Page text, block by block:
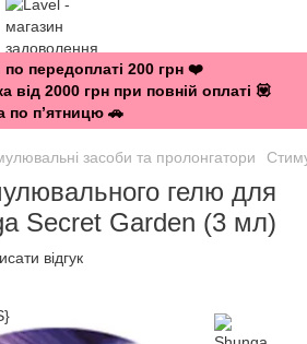
передоплаті 200 грн ❤️
від 2000 грн при повній оплаті 💟
по п’ятницю 🚗
засоби та пролонгатори
гелю для
Secret Garden (3 мл)
відгук